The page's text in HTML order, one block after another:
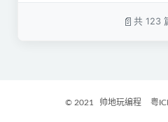
共 123
© 2021 帅地玩编程 粤